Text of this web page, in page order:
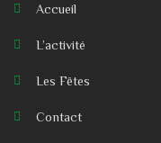
Accueil
L’activité
Les Fêtes
Contact